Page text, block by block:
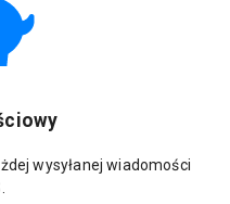
wysyłanej wiadomości